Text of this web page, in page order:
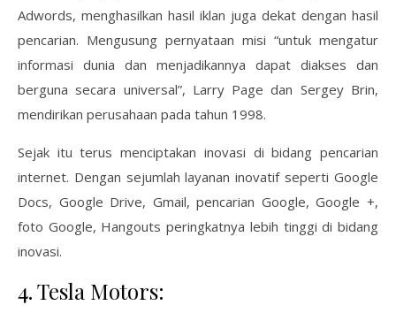
Adwords, menghasilkan hasil iklan juga dekat dengan hasil
pencarian. Mengusung pernyataan misi “untuk mengatur
informasi dunia dan menjadikannya dapat diakses dan
berguna secara universal”, Larry Page dan Sergey Brin,
mendirikan perusahaan pada tahun 1998.
Sejak itu terus menciptakan inovasi di bidang pencarian
internet. Dengan sejumlah layanan inovatif seperti Google
Docs, Google Drive, Gmail, pencarian Google, Google +,
foto Google, Hangouts peringkatnya lebih tinggi di bidang
inovasi.
4. Tesla Motors: